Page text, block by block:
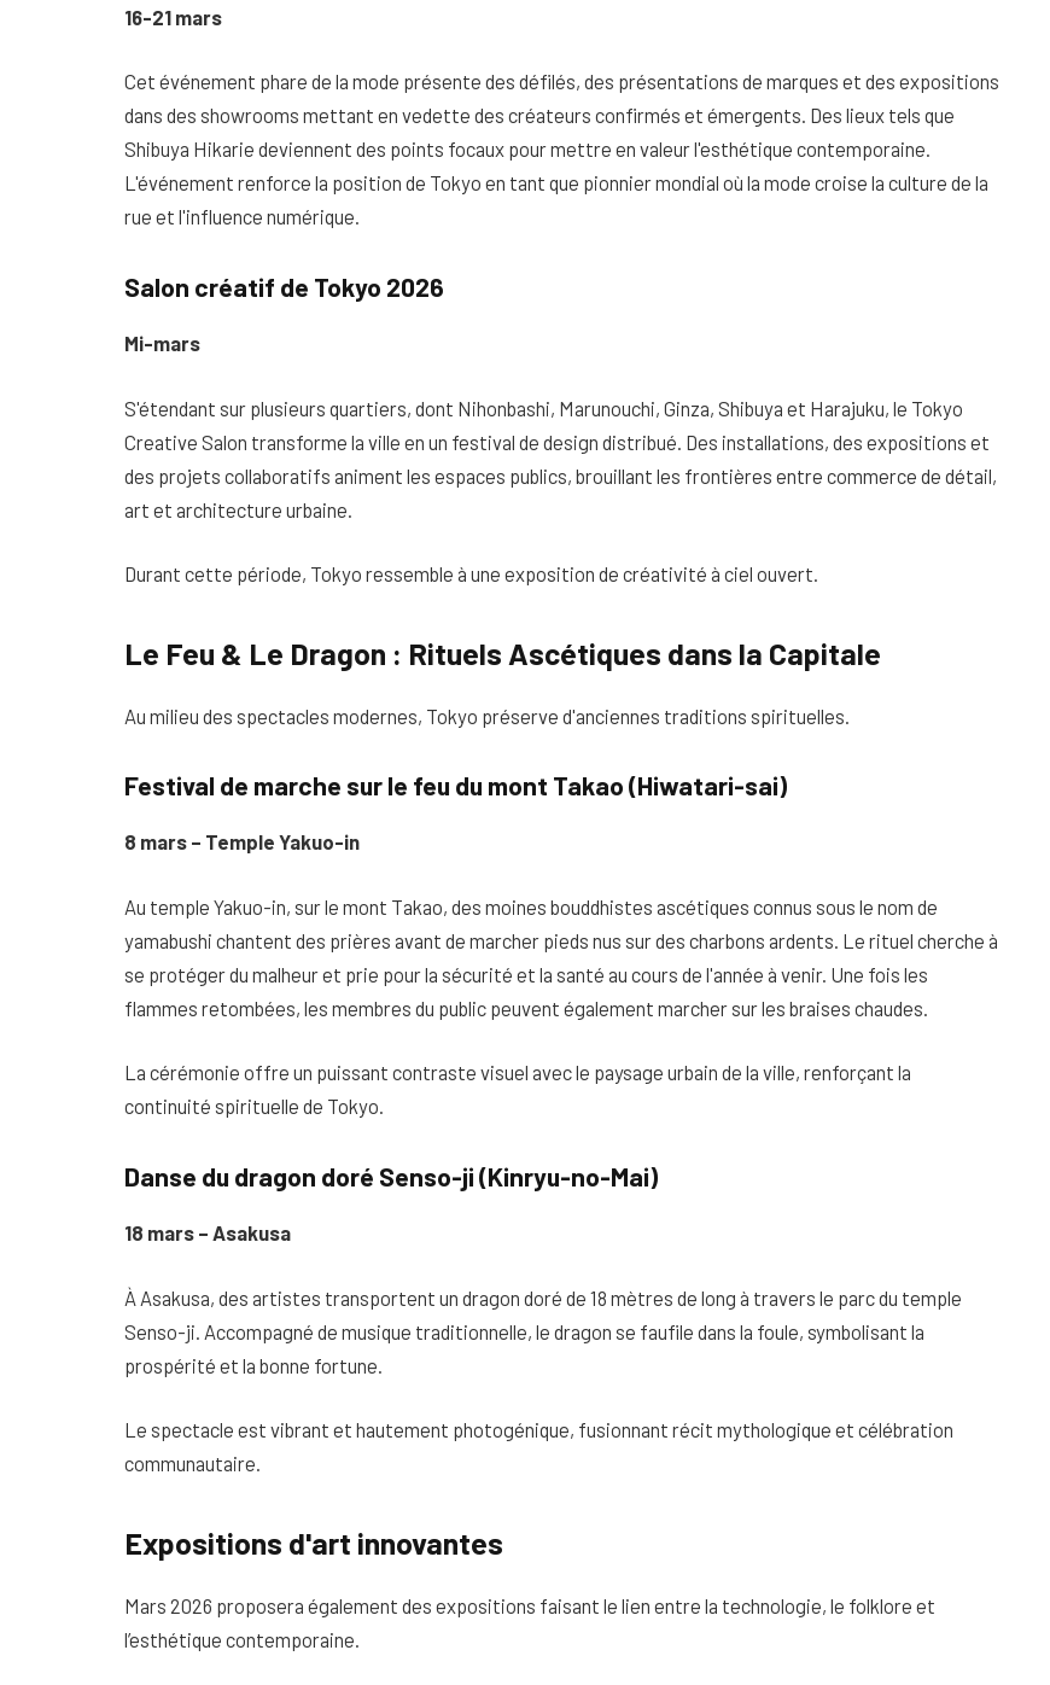
16-21 mars
Cet événement phare de la mode présente des défilés, des présentations de marques et des expositions
dans des showrooms mettant en vedette des créateurs confirmés et émergents. Des lieux tels que
Shibuya Hikarie deviennent des points focaux pour mettre en valeur l'esthétique contemporaine.
L'événement renforce la position de Tokyo en tant que pionnier mondial où la mode croise la culture de la
rue et l'influence numérique.
Salon créatif de Tokyo 2026
Mi-mars
S'étendant sur plusieurs quartiers, dont Nihonbashi, Marunouchi, Ginza, Shibuya et Harajuku, le Tokyo
Creative Salon transforme la ville en un festival de design distribué. Des installations, des expositions et
des projets collaboratifs animent les espaces publics, brouillant les frontières entre commerce de détail,
art et architecture urbaine.
Durant cette période, Tokyo ressemble à une exposition de créativité à ciel ouvert.
Le Feu & Le Dragon : Rituels Ascétiques dans la Capitale
Au milieu des spectacles modernes, Tokyo préserve d'anciennes traditions spirituelles.
Festival de marche sur le feu du mont Takao (Hiwatari-sai)
8 mars – Temple Yakuo-in
Au temple Yakuo-in, sur le mont Takao, des moines bouddhistes ascétiques connus sous le nom de
yamabushi chantent des prières avant de marcher pieds nus sur des charbons ardents. Le rituel cherche à
se protéger du malheur et prie pour la sécurité et la santé au cours de l'année à venir. Une fois les
flammes retombées, les membres du public peuvent également marcher sur les braises chaudes.
La cérémonie offre un puissant contraste visuel avec le paysage urbain de la ville, renforçant la
continuité spirituelle de Tokyo.
Danse du dragon doré Senso-ji (Kinryu-no-Mai)
18 mars – Asakusa
À Asakusa, des artistes transportent un dragon doré de 18 mètres de long à travers le parc du temple
Senso-ji. Accompagné de musique traditionnelle, le dragon se faufile dans la foule, symbolisant la
prospérité et la bonne fortune.
Le spectacle est vibrant et hautement photogénique, fusionnant récit mythologique et célébration
communautaire.
Expositions d'art innovantes
Mars 2026 proposera également des expositions faisant le lien entre la technologie, le folklore et
l’esthétique contemporaine.